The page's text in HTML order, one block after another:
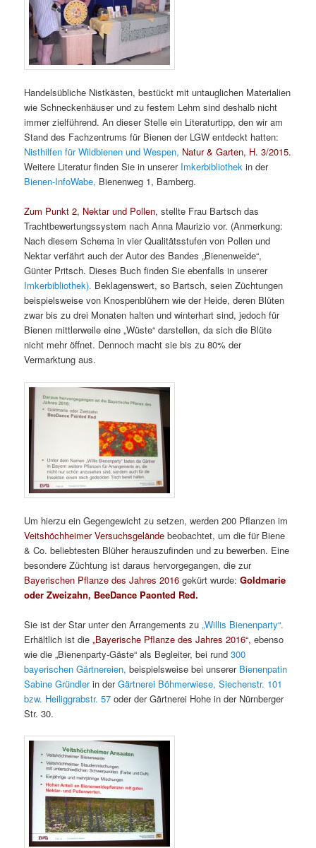
Handelsübliche Nistkästen, bestückt mit untauglichen Materialien
wie Schneckenhäuser und zu festem Lehm sind deshalb nicht
immer zielführend. An dieser Stelle ein Literaturtipp, den wir am
Stand des Fachzentrums für Bienen der LGW entdeckt hatten:
Nisthilfen für Wildbienen und Wespen, Natur & Garten, H. 3/2015.
Weitere Literatur finden Sie in unserer Imkerbibliothek in der
Bienen-InfoWabe, Bienenweg 1, Bamberg.
Zum Punkt 2, Nektar und Pollen, stellte Frau Bartsch das
Trachtbewertungssystem nach Anna Maurizio vor. (Anmerkung:
Nach diesem Schema in vier Qualitätsstufen von Pollen und
Nektar verfährt auch der Autor des Bandes „Bienenweide“,
Günter Pritsch. Dieses Buch finden Sie ebenfalls in unserer
Imkerbibliothek). Beklagenswert, so Bartsch, seien Züchtungen
beispielsweise von Knospenblühern wie der Heide, deren Blüten
zwar bis zu drei Monaten halten und winterhart sind, jedoch für
Bienen mittlerweile eine „Wüste“ darstellen, da sich die Blüte
nicht mehr öffnet. Dennoch macht sie bis zu 80% der
Vermarktung aus.
Um hierzu ein Gegengewicht zu setzen, werden 200 Pflanzen im
Veitshöchheimer Versuchsgelände beobachtet, um die für Biene
& Co. beliebtesten Blüher herauszufinden und zu bewerben. Eine
besondere Züchtung ist daraus hervorgegangen, die zur
Bayerischen Pflanze des Jahres 2016 gekürt wurde:Goldmarie
oder Zweizahn, BeeDance Paonted Red.
Sie ist der Star unter den Arrangements zu„Willis Bienenparty“.
Erhältlich ist die„Bayerische Pflanze des Jahres 2016“, ebenso
wie die „Bienenparty-Gäste“ als Begleiter, bei rund300
bayerischen Gärtnereien,beispielsweise bei unserer Bienenpatin
Sabine Gründlerin derGärtnerei Böhmerwiese, Siechenstr. 101
bzw. Heiliggrabstr. 57 oder der Gärtnerei Hohe in der Nürnberger
Str. 30.